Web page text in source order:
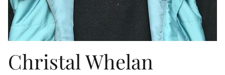
Christal Whelan